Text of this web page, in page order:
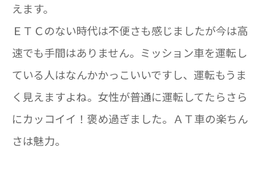
えます。
ＥＴＣのない時代は不便さも感じましたが今は高
速でも手間はありません。ミッション車を運転し
ている人はなんかかっこいいですし、運転もうま
く見えますよね。女性が普通に運転してたらさら
にカッコイイ！褒め過ぎました。ＡＴ車の楽ちん
さは魅力。